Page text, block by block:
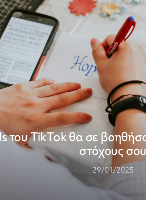
του TikTok θα σε
στόχους σου
29/01/2025